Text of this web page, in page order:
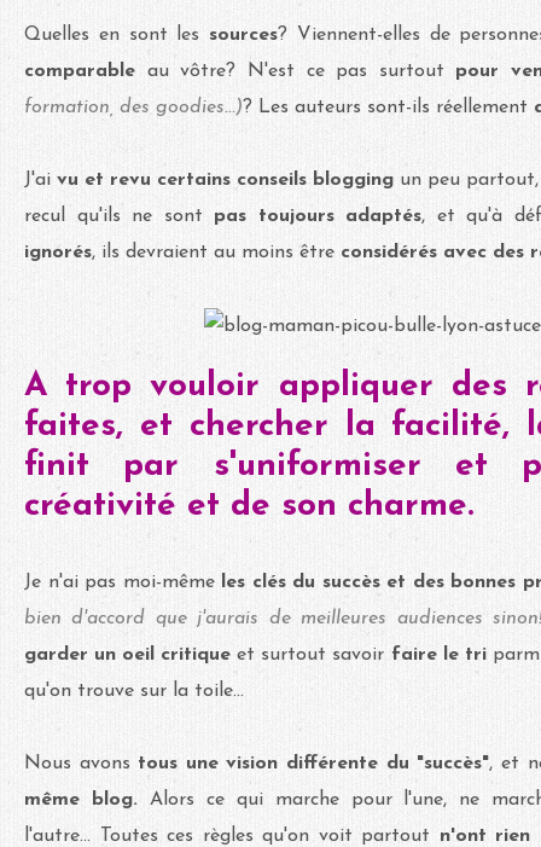
Quelles en sont les sources? Viennent-elles de
comparable au vôtre? N'est ce pas surtout pour
formation, des goodies...)? Les auteurs sont-ils réellement
J'ai vu et revu certains conseils blogging un peu partout,
recul qu'ils ne sont pas toujours adaptés, et qu'à
ignorés, ils devraient au moins être considérés avec des
A trop vouloir appliquer des
faites, et chercher la facilité,
finit par s'uniformiser et
créativité et de son charme.
Je n'ai pas moi-mêmeles clés du succès et des bonnes
bien d'accord que j'aurais de meilleures audiences
garder un oeil critique et surtout savoir faire le triparmi
qu'on trouve sur la toile...
Nous avons tous une vision différente du "succès", et
même blog.Alors ce qui marche pour l'une, ne
l'autre... Toutes ces règles qu'on voit partout n'ont rien